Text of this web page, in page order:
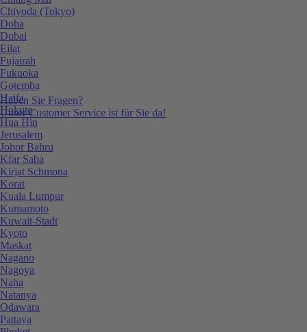
Haben Sie Fragen?
Unser Customer Service ist für Sie da!
Chiyoda (Tokyo)
Doha
Dubai
Eilat
Fujairah
Fukuoka
Gotemba
Haifa
Hokuto
Hua Hin
Jerusalem
Johor Bahru
Kfar Saba
Kirjat Schmona
Korat
Kuala Lumpur
Kumamoto
Kuwait-Stadt
Kyoto
Maskat
Nagano
Nagoya
Naha
Natanya
Odawara
Pattaya